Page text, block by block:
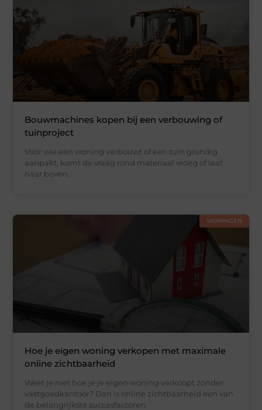
Bouwmachines kopen bij een verbouwing of
tuinproject
Voor wie een woning verbouwt of een tuin grondig
aanpakt, komt de vraag rond materiaal vroeg of laat
naar boven.
WONINGEN
Hoe je eigen woning verkopen met maximale
online zichtbaarheid
Weet je niet hoe je je eigen woning verkoopt zonder
vastgoedkantoor? Dan is online zichtbaarheid een van
de belangrijkste succesfactoren.